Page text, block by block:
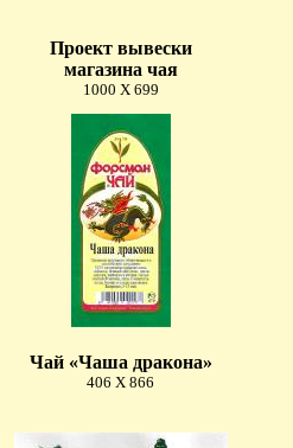
Проект вывески
магазина чая
1000 X 699
Чай «Чаша дракона»
406 X 866